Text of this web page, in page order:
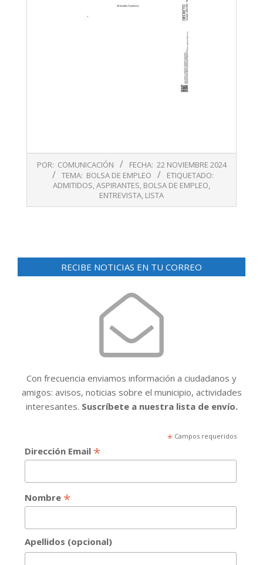
11-
POR: COMUNICACIÓN FECHA: 22 NOVIEMBRE 2024
TEMA: BOLSA DE EMPLEO
ETIQUETADO:
ADMITIDOS,ASPIRANTES, BOLSA DE EMPLEO,
ENTREVISTA, LISTA
RECIBE NOTICIAS EN TU CORREO
Con frecuencia enviamos información a ciudadanos y
amigos: avisos, noticias sobre el municipio, actividades
interesantes. Suscríbete a nuestra lista de envío.
*Campos requeridos
Dirección Email *
Nombre *
Apellidos (opcional)